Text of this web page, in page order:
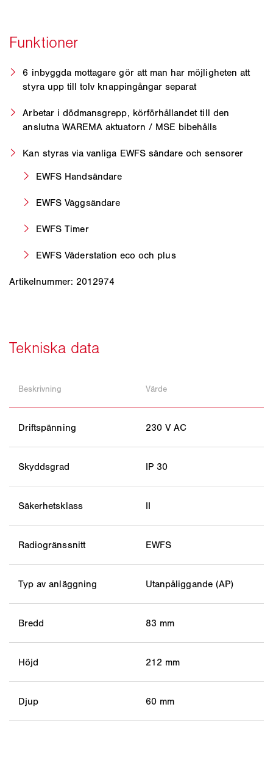
6 inbyggda mottagare gör att man har möjligheten att
styra upp till tolv knappingångar separat
Arbetar i dödmansgrepp, körförhållandet till den
anslutna WAREMA aktuatorn / MSE bibehålls
Kan styras via vanliga EWFS sändare och sensorer
EWFS Handsändare
EWFS Väggsändare
EWFS Timer
EWFS Väderstation eco och plus
Artikelnummer: 2012974
Beskrivning Värde
Driftspänning 230 V AC
Skyddsgrad IP 30
Säkerhetsklass II
Radiogränssnitt EWFS
Typ av anläggning Utanpåliggande (AP)
Bredd 83 mm
Höjd 212 mm
Djup 60 mm